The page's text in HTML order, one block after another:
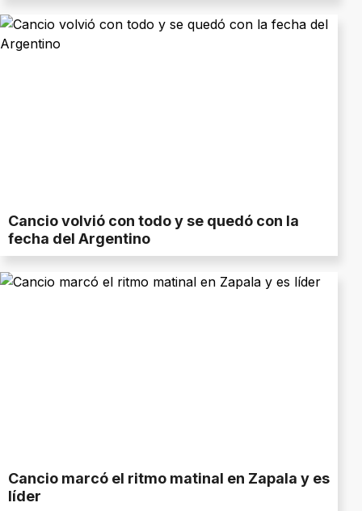
Cancio volvió con todo y se quedó con la
fecha del Argentino
Cancio marcó el ritmo matinal en Zapala y es
líder